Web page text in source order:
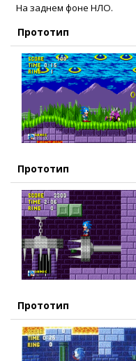
На заднем фоне НЛО.
Прототип
Прототип
Прототип